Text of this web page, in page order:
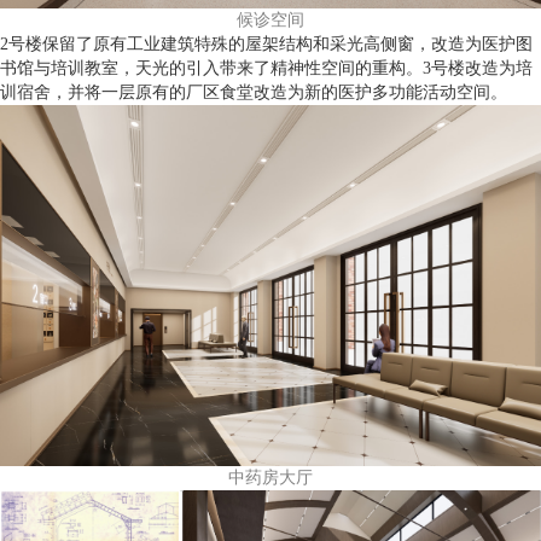
候诊空间
2号楼保留了原有工业建筑特殊的屋架结构和采光高侧窗，改造为医护图
书馆与培训教室，天光的引入带来了精神性空间的重构。3号楼改造为培
训宿舍，并将一层原有的厂区食堂改造为新的医护多功能活动空间。
中药房大厅